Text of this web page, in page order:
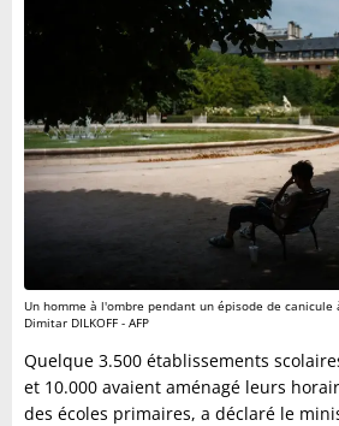
Un homme à l'ombre pendant un épisode de canicule
Dimitar DILKOFF - AFP
Quelque 3.500 établissements
et 10.000 avaient aménagé leurs
des écoles primaires, a déclaré le